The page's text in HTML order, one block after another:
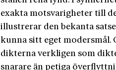
exakta motsvarigheter till
illustrerar den bekanta
kunna sitt eget modersmål.
dikterna verkligen som
snarare än petiga